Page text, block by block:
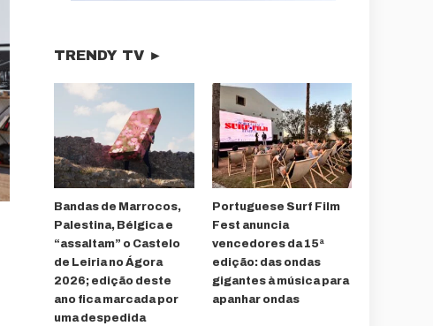
TRENDY TV ►
Bandas de Marrocos,
Palestina, Bélgica e
“assaltam” o Castelo
de Leiria no Ágora
2026; edição deste
ano fica marcada por
uma despedida
Portuguese Surf Film
Fest anuncia
vencedores da 15ª
edição: das ondas
gigantes à música para
apanhar ondas